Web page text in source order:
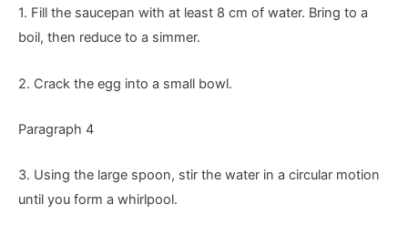
1. Fill the saucepan with at least 8 cm of water. Bring to a
boil, then reduce to a simmer.
2. Crack the egg into a small bowl.
Paragraph 4
3. Using the large spoon, stir the water in a circular motion
until you form a whirlpool.